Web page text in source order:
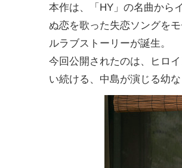
本作は、「HY」の名曲から
ぬ恋を歌った失恋ソングを
ルラブストーリーが誕生。
今回公開されたのは、ヒロ
い続ける、中島が演じる幼